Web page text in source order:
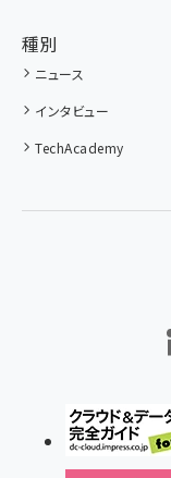
種別
ニュース
インタビュー
TechAcademy